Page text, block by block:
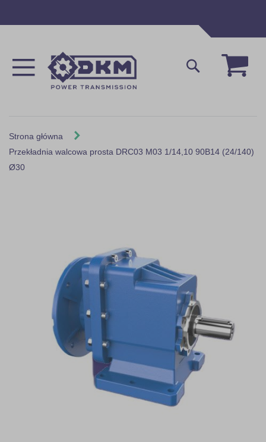
Mój
Szukaj
Strona główna
Przekładnia walcowa prosta DRC03 M03 1/14,10 90B14 (24/140)
Ø30